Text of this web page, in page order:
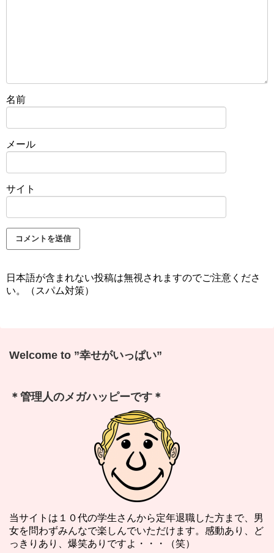
名前
メール
サイト
日本語が含まれない投稿は無視されますのでご注意くださ
い。（スパム対策）
Welcome to ”幸せがいっぱい”
＊管理人のメガハッピーです＊
当サイトは１０代の学生さんから定年退職した方まで、男
女を問わずみんなで楽しんでいただけます。感動あり、ど
っきりあり、爆笑ありですよ・・・（笑）